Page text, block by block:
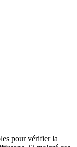
pour vérifier la